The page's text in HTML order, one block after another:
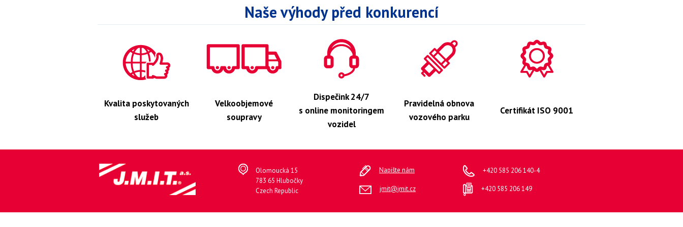
Naše výhody před konkurencí
Kvalita poskytovaných
služeb
Velkoobjemové
soupravy
Dispečink 24/7
s online monitoringem
vozidel
Pravidelná obnova
vozového parku
Certifikát ISO 9001
Olomoucká 15
783 65 Hlubočky
Czech Republic
Napište nám +420 585 206 140-4
jmit@jmit.cz +420 585 206 149